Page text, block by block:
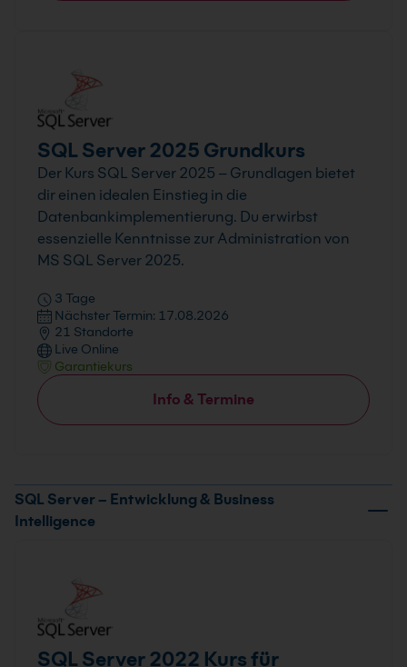
SQL Server 2025 Grundkurs
Der Kurs SQL Server 2025 – Grundlagen bietet
dir einen idealen Einstieg in die
Datenbankimplementierung. Du erwirbst
essenzielle Kenntnisse zur Administration von
MS SQL Server 2025.
3 Tage
Nächster Termin: 17.08.2026
21 Standorte
Live Online
Garantiekurs
Info & Termine
SQL Server – Entwicklung & Business
Intelligence
SQL Server 2022 Kurs für